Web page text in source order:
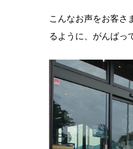
こんなお声をお客さ
るように、がんばっ